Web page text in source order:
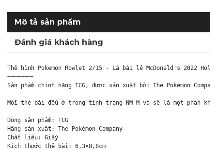
Mô tả sản phẩm
Đánh giá khách hàng
Thẻ hình Pokemon Rowlet 2/15 - Lá bài lẻ McDonald's 2022
➖➖➖➖➖➖
Sản phẩm chính hãng TCG, được sản xuất bởi The Pokémon
Mỗi thẻ bài đều ở trong tình trạng NM-M và sẽ là một phần
Dòng sản phẩm: TCG
Hãng sản xuất: The Pokémon Company
Chất liệu: Giấy
Kích thước thẻ bài: 6,3×8,8cm